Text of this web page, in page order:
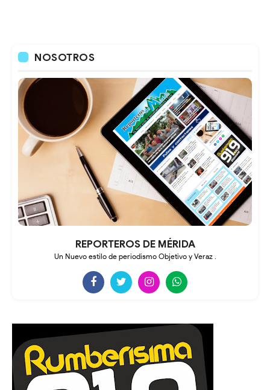
NOSOTROS
REPORTEROS DE MÉRIDA
Un Nuevo estilo de periodismo Objetivo y Veraz .